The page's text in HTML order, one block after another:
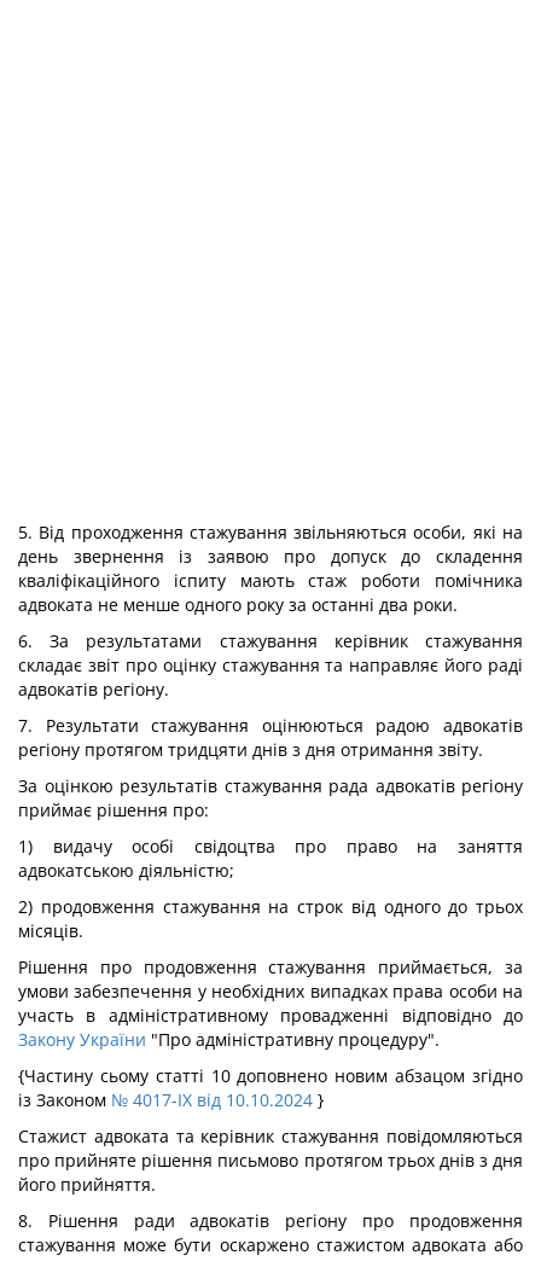
5. Від проходження стажування звільняються особи, які на
день звернення із заявою про допуск до складення
кваліфікаційного іспиту мають стаж роботи помічника
адвоката не менше одного року за останні два роки.
6. За результатами стажування керівник стажування
складає звіт про оцінку стажування та направляє його раді
адвокатів регіону.
7. Результати стажування оцінюються радою адвокатів
регіону протягом тридцяти днів з дня отримання звіту.
За оцінкою результатів стажування рада адвокатів регіону
приймає рішення про:
1) видачу особі свідоцтва про право на заняття
адвокатською діяльністю;
2) продовження стажування на строк від одного до трьох
місяців.
Рішення про продовження стажування приймається, за
умови забезпечення у необхідних випадках права особи на
участь в адміністративному провадженні відповідно до
Закону України "Про адміністративну процедуру".
{Частину сьому статті 10 доповнено новим абзацом згідно
із Законом № 4017-IX від 10.10.2024 }
Стажист адвоката та керівник стажування повідомляються
про прийняте рішення письмово протягом трьох днів з дня
його прийняття.
8. Рішення ради адвокатів регіону про продовження
стажування може бути оскаржено стажистом адвоката або